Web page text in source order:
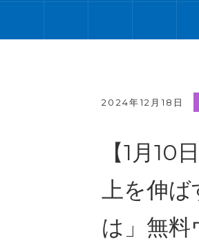
2024年12月18日
【1月
上を伸ば
は」無